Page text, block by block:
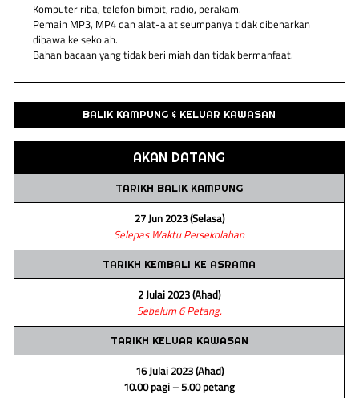
Komputer riba, telefon bimbit, radio, perakam.
Pemain MP3, MP4 dan alat-alat seumpanya tidak dibenarkan
dibawa ke sekolah.
Bahan bacaan yang tidak berilmiah dan tidak bermanfaat.
BALIK KAMPUNG & KELUAR KAWASAN
AKAN DATANG
TARIKH BALIK KAMPUNG
27 Jun 2023 (Selasa)
Selepas Waktu Persekolahan
TARIKH KEMBALI KE ASRAMA
2 Julai 2023 (Ahad)
Sebelum 6 Petang.
TARIKH KELUAR KAWASAN
16 Julai 2023 (Ahad)
10.00 pagi – 5.00 petang